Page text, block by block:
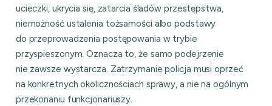
ucieczki, ukrycia się, zatarcia śladów przestępstwa,
niemożność ustalenia tożsamości albo podstawy
do przeprowadzenia postępowania w trybie
przyspieszonym. Oznacza to, że samo podejrzenie
nie zawsze wystarcza. Zatrzymanie policja musi oprzeć
na konkretnych okolicznościach sprawy, a nie na ogólnym
przekonaniu funkcjonariuszy.